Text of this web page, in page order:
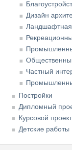
Дизайн
Ландшафтная
Частный
Постройки
Дипломный
Курсовой проект
Детские работы